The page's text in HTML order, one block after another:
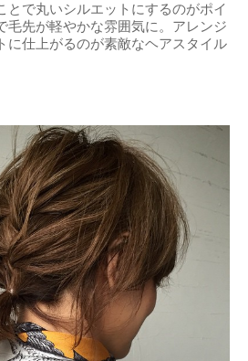
とで丸いシルエットにするのがポイ
毛先が軽やかな雰囲気に。アレンジ
に仕上がるのが素敵なヘアスタイル